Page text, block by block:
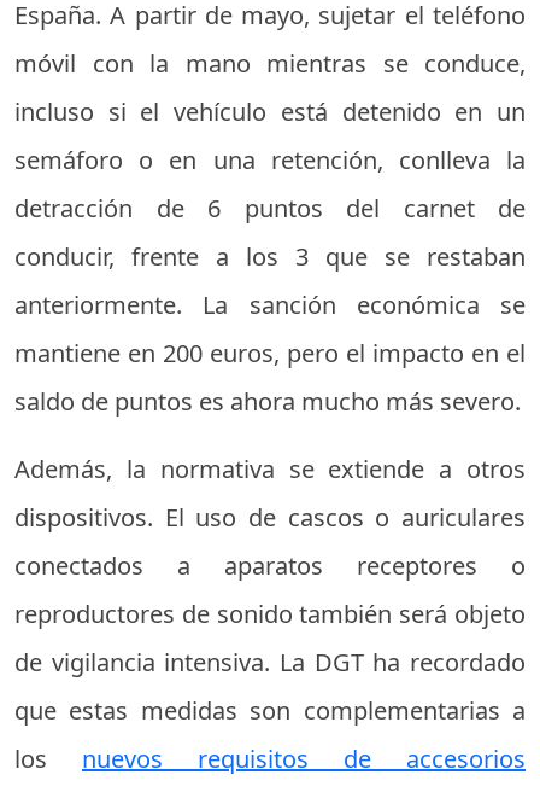
España. A partir de mayo, sujetar el teléfono
móvil con la mano mientras se conduce,
incluso si el vehículo está detenido en un
semáforo o en una retención, conlleva la
detracción de 6 puntos del carnet de
conducir, frente a los 3 que se restaban
anteriormente. La sanción económica se
mantiene en 200 euros, pero el impacto en el
saldo de puntos es ahora mucho más severo.
Además, la normativa se extiende a otros
dispositivos. El uso de cascos o auriculares
conectados a aparatos receptores o
reproductores de sonido también será objeto
de vigilancia intensiva. La DGT ha recordado
que estas medidas son complementarias a
los nuevos requisitos de accesorios